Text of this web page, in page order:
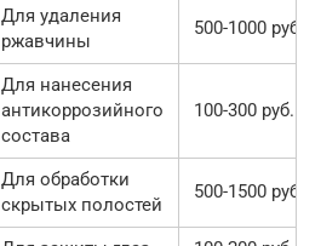
Для удаления
ржавчины
500-1000 руб.
Для нанесения
антикоррозийного
состава
100-300 руб.
Для обработки
скрытых полостей
500-1500 руб.